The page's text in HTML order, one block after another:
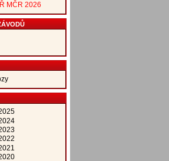
MČR 2026